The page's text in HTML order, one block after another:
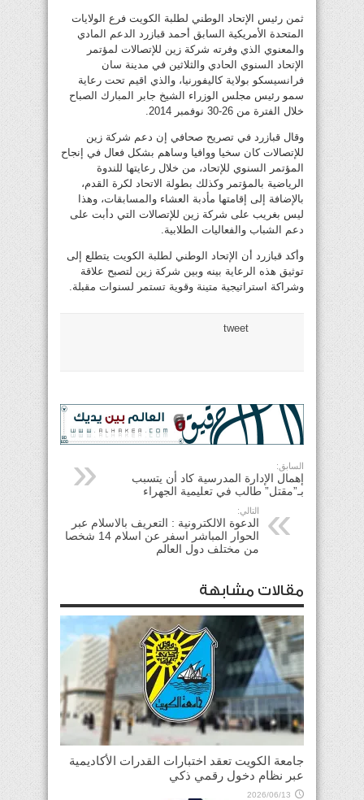
ثمن رئيس الإتحاد الوطني لطلبة الكويت فرع الولايات
المتحدة الأمريكية السابق أحمد قبازرد الدعم المادي
والمعنوي الذي وفرته شركة زين للإتصالات لمؤتمر
الإتحاد السنوي الحادي والثلاثين في مدينة سان
فرانسيسكو بولاية كاليفورنيا، والذي اقيم تحت رعاية
سمو رئيس مجلس الوزراء الشيخ جابر المبارك الصباح
خلال الفترة من 26-30 نوفمبر 2014.
وقال قبازرد في تصريح صحافي إن دعم شركة زين
للإتصالات كان سخيا ووافيا وساهم بشكل فعال في إنجاح
المؤتمر السنوي للإتحاد، من خلال رعايتها للندوة
الرياضية بالمؤتمر وكذلك بطولة الاتحاد لكرة القدم،
بالإضافة إلى إقامتها مأدبة العشاء والمسابقات، وهذا
ليس بغريب على شركة زين للإتصالات التي دأبت على
دعم الشباب والفعاليات الطلابية.
وأكد قبازرد أن الإتحاد الوطني لطلبة الكويت يتطلع إلى
توثيق هذه الرعاية بينه وبين شركة زين لتصبح علاقة
وشراكة استراتيجية متينة وقوية تستمر لسنوات مقبلة.
tweet
السابق:
إهمال الإدارة المدرسية كاد أن يتسبب
بـ”مقتل” طالب في تعليمية الجهراء
التالي:
الدعوة الالكترونية : التعريف بالاسلام عبر
الحوار المباشر اسفر عن اسلام 14 شخصا
من مختلف دول العالم
مقالات مشابهة
جامعة الكويت تعقد اختبارات القدرات الأكاديمية
عبر نظام دخول رقمي ذكي
2026/06/13